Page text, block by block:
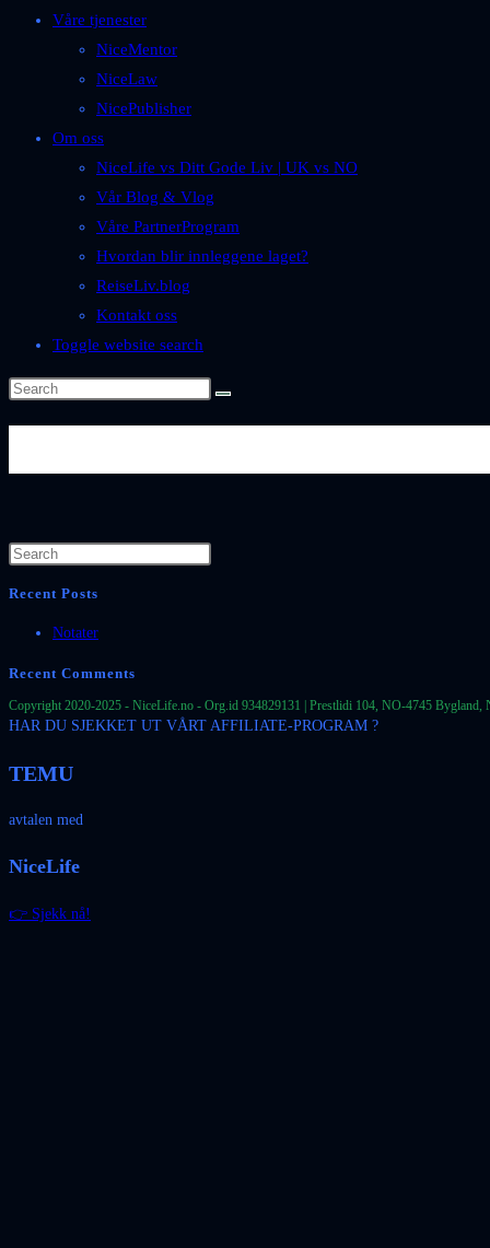
Våre tjenester
NiceMentor
NiceLaw
NicePublisher
Om oss
NiceLife vs Ditt Gode Liv | UK vs NO
Vår Blog & Vlog
Våre PartnerProgram
Hvordan blir innleggene laget?
ReiseLiv.blog
Kontakt oss
Toggle website search
Recent Posts
Notater
Recent Comments
Copyright 2020-2025 - NiceLife.no - Org.id 934829131 | Prestlidi 104, NO-4745
HAR DU SJEKKET UT VÅRT AFFILIATE-PROGRAM ?
TEMU
avtalen med
NiceLife
👉 Sjekk nå!